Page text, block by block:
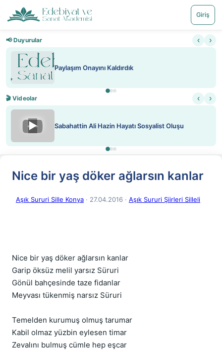
Giriş
📢 Duyurular ‹ ›
Paylaşım Onayını Kaldırdık
🎬 Videolar ‹ ›
▶ Sabahattin Ali Hazin Hayatı Sosyalist Oluşu
Nice bir yaş döker ağlarsın kanlar
Aşık Sururi Sille Konya · 27.04.2016 · Aşık Sururi Şiirleri Silleli
Nice bir yaş döker ağlarsın kanlar
Garip öksüz melil yarsız Süruri
Gönül bahçesinde taze fidanlar
Meyvası tükenmiş narsız Süruri
Temelden kurumuş olmuş tarumar
Kabil olmaz yüzbin eylesen timar
Zevalını bulmuş cümle hep eşcar